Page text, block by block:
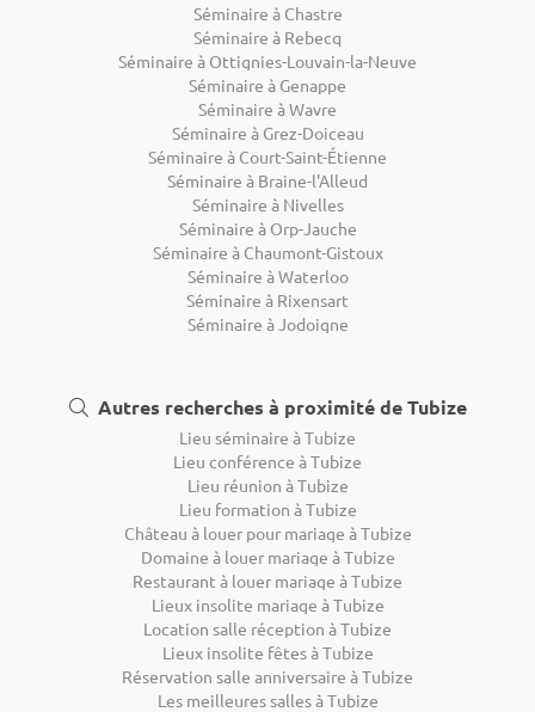
Séminaire à Chastre
Séminaire à Rebecq
Séminaire à Ottignies-Louvain-la-Neuve
Séminaire à Genappe
Séminaire à Wavre
Séminaire à Grez-Doiceau
Séminaire à Court-Saint-Étienne
Séminaire à Braine-l'Alleud
Séminaire à Nivelles
Séminaire à Orp-Jauche
Séminaire à Chaumont-Gistoux
Séminaire à Waterloo
Séminaire à Rixensart
Séminaire à Jodoigne
Autres recherches à proximité de Tubize
Lieu séminaire à Tubize
Lieu conférence à Tubize
Lieu réunion à Tubize
Lieu formation à Tubize
Château à louer pour mariage à Tubize
Domaine à louer mariage à Tubize
Restaurant à louer mariage à Tubize
Lieux insolite mariage à Tubize
Location salle réception à Tubize
Lieux insolite fêtes à Tubize
Réservation salle anniversaire à Tubize
Les meilleures salles à Tubize